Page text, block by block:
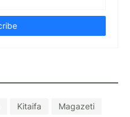
Kitaifa
Magazeti